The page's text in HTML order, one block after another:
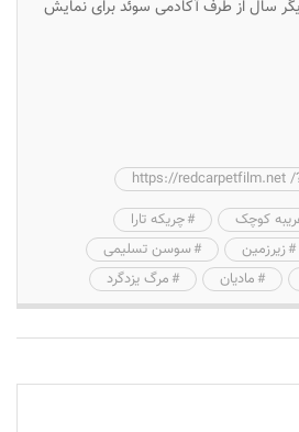
بازیگر سال از طرف آکادمی سوئد برای نمایش
https://redcarpetfilm.net /
کوچک
چریکه تارا
زیرزمین
سوسن تسلیمی
مادیان مرگ یزدگرد